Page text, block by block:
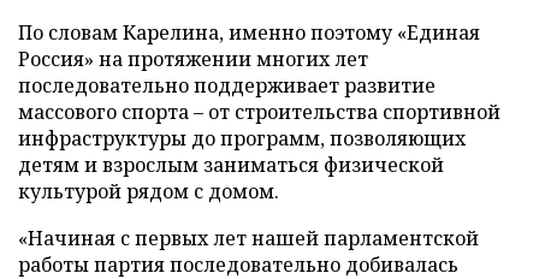
По словам Карелина, именно поэтому «Единая
Россия» на протяжении многих лет
последовательно поддерживает развитие
массового спорта – от строительства спортивной
инфраструктуры до программ, позволяющих
детям и взрослым заниматься физической
культурой рядом с домом.
«Начиная с первых лет нашей парламентской
работы партия последовательно добивалась